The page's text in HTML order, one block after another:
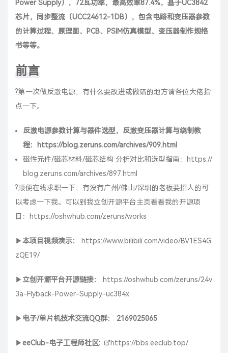
Power Supply），72瓦功率，最高效率87.4%，基于UC3842
芯片，同步整流（UCC24612-1DB），包含电路和变压器参数
的计算过程、原理图、PCB、PSIM仿真模型、变压器制作规格
书等等。
前言
?第一次做反激电源，有什么要改进或做错的地方请各位大佬指
点一下。
反激电源参数计算与器件选型，反激变压器计算与绕制教
程：
https://blog.zeruns.com/archives/909.html
磁性元件/磁芯材料/磁芯结构 分析对比和选型指南：
https://
blog.zeruns.com/archives/897.html
?顺便在线求职一下，有没有广州/佛山/深圳的老板要招人的可
以考虑一下我。可以到我立创开源平台主页看看我的开源项
目：
https://oshwhub.com/zeruns/works
▶本项目视频演示：
https://www.bilibili.com/video/BV1ES4G
zQE19/
▶ 立创开源平台开源链接：
https://oshwhub.com/zeruns/24v
3a-Flyback-Power-Supply-uc384x
▶ 电子/单片机技术交流QQ群： 2169025065
▶eeClub-电子工程师社区: https://bbs.eeclub.top/